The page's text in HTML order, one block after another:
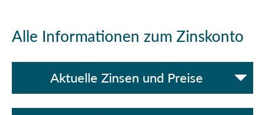
Alle Informationen zum Zinskonto
Aktuelle Zinsen und Preise